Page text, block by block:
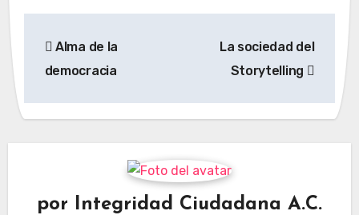
de
Alma de la
democracia
La sociedad del
Storytelling
por Integridad Ciudadana A.C.